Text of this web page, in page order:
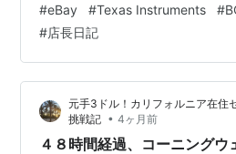
結構高い。私の子供たちが必要だ
ってしまい値段が高くてびっくり
す。今なら迷わずeBayで購入し
使うこともなく必要なくなり、
セールでお見掛けすることになる
か。 ただ、この会…
#eBay #Texas Instruments #
#店長日記
元手3ドル！カリフォルニア在住
挑戦記 • 4ヶ月前
４８時間経過、コーニングウ